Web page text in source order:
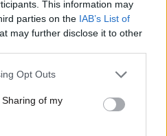
This information may
parties on the IAB’s List of
may further disclose it to other
app uses one or more Google
behaviour. You may click to
and its third-party tags to
purposes in below Google
Opt Outs
of my
στην Κρήτη: Τουρίστας
να ασελγήσει σε ένα